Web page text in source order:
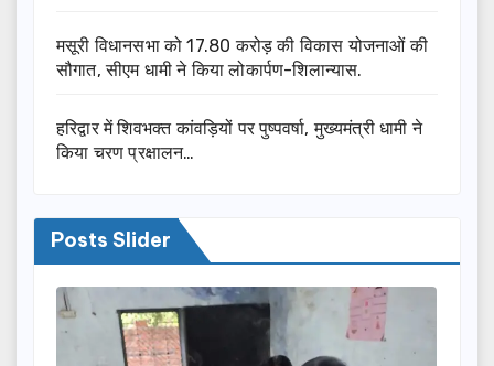
मसूरी विधानसभा को 17.80 करोड़ की विकास योजनाओं की
सौगात, सीएम धामी ने किया लोकार्पण-शिलान्यास.
हरिद्वार में शिवभक्त कांवड़ियों पर पुष्पवर्षा, मुख्यमंत्री धामी ने
किया चरण प्रक्षालन…
Posts Slider